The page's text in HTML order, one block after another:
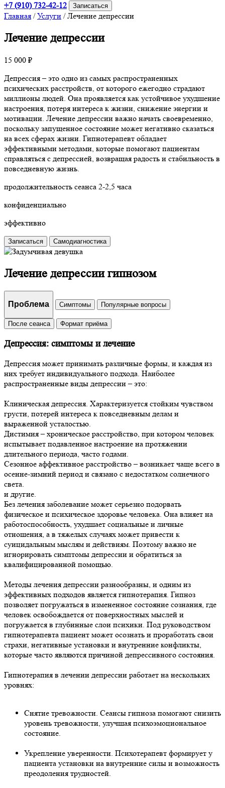
+7 (910) 732-42-12
Записаться
Главная / Услуги / Лечение депрессии
Лечение депрессии
15 000 ₽
Депрессия – это одно из самых распространенных
психических расстройств, от которого ежегодно страдают
миллионы людей. Она проявляется как устойчивое ухудшение
настроения, потеря интереса к жизни, снижение энергии и
мотивации. Лечение депрессии важно начать своевременно,
поскольку запущенное состояние может негативно сказаться
на всех сферах жизни. Гипнотерапевт обладает
эффективными методами, которые помогают пациентам
справляться с депрессией, возвращая радость и стабильность в
повседневную жизнь.
продолжительность сеанса 2-2,5 часа
конфиденциально
эффективно
Записаться Самодиагностика
Лечение депрессии гипнозом
Проблема Симптомы Популярные вопросы
После сеанса Формат приёма
Депрессия: симптомы и лечение
Депрессия может принимать различные формы, и каждая из
них требует индивидуального подхода. Наиболее
распространенные виды депрессии – это:
Клиническая депрессия. Характеризуется стойким чувством
грусти, потерей интереса к повседневным делам и
выраженной усталостью.
Дистимия – хроническое расстройство, при котором человек
испытывает подавленное настроение на протяжении
длительного периода, часто годами.
Сезонное аффективное расстройство – возникает чаще всего в
осенне-зимний период и связано с недостатком солнечного
света.
и другие.
Без лечения заболевание может серьезно подорвать
физическое и психическое здоровье человека. Она влияет на
работоспособность, ухудшает социальные и личные
отношения, а в тяжелых случаях может привести к
суицидальным мыслям и действиям. Поэтому важно не
игнорировать симптомы депрессии и обратиться за
квалифицированной помощью.
Методы лечения депрессии разнообразны, и одним из
эффективных подходов является гипнотерапия. Гипноз
позволяет погружаться в измененное состояние сознания, где
человек освобождается от поверхностных мыслей и
погружается в глубинные слои психики. Под руководством
гипнотерапевта пациент может осознать и проработать свои
страхи, негативные установки и внутренние конфликты,
которые часто являются причиной депрессивного состояния.
Гипнотерапия в лечении депрессии работает на нескольких
уровнях:
Снятие тревожности. Сеансы гипноза помогают снизить
уровень тревожности, улучшая психоэмоциональное
состояние.
Укрепление уверенности. Психотерапевт формирует у
пациента установки на внутренние силы и возможность
преодоления трудностей.